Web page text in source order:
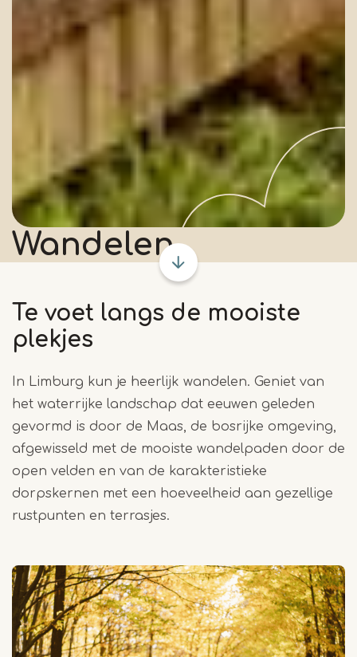
Wandelen
Te voet langs de mooiste
plekjes
In Limburg kun je heerlijk wandelen. Geniet van
het waterrijke landschap dat eeuwen geleden
gevormd is door de Maas, de bosrijke omgeving,
afgewisseld met de mooiste wandelpaden door de
open velden en van de karakteristieke
dorpskernen met een hoeveelheid aan gezellige
rustpunten en terrasjes.